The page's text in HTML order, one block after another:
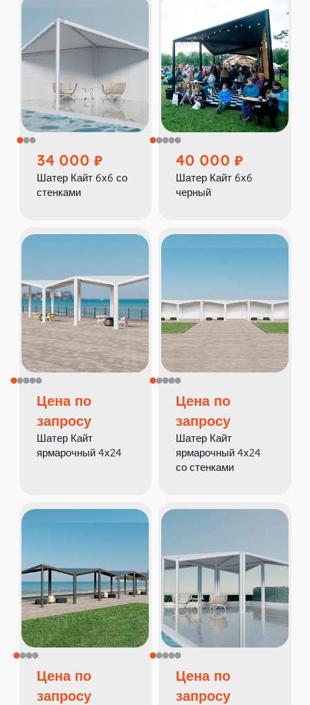
34 000
Шатер Кайт 6х6 со
стенками
40 000
Шатер Кайт 6х6
черный
Цена по
запросу
Шатер Кайт
ярмарочный 4х24
Цена по
запросу
Шатер Кайт
ярмарочный 4х24
со стенками
Цена по
запросу
Цена по
запросу